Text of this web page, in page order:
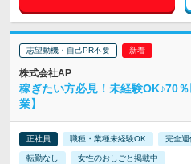
志望動機・自己PR不要
株式会社AP
稼ぎたい方必見！未経験OK♪70
業】
正社員 職種・業種未経験OK 完全週
転勤なし 女性のおしごと掲載中